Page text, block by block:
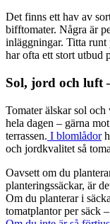
Det finns ett hav av
bifftomater. Några är
inläggningar. Titta runt
har ofta ett stort utbud
Sol, jord och luft
Tomater älskar sol och
hela dagen – gärna
terrassen. I blomlådor
och jordkvalitet så
Oavsett om du
planteringssäckar, är
Om du planterar i
tomatplantor per säck